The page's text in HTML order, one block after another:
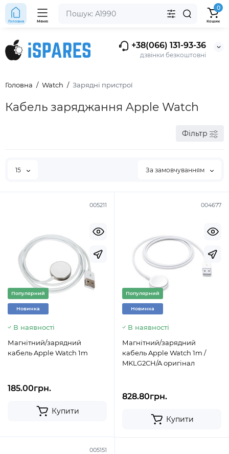
+38(066) 131-93-36
дзвінки безкоштовні
Головна Меню
0
Кошик
Головна Watch Зарядні пристрої
Кабель заряджання Apple Watch
Фільтр
15 За замовчуванням
005211
Популярний
Новинка
В наявності
Магнітний/зарядний
кабель Apple Watch 1m
185.00грн.
Купити
004677
Популярний
Новинка
В наявності
Магнітний/зарядний
кабель Apple Watch 1m /
MKLG2CH/A оригінал
828.80грн.
Купити
005151